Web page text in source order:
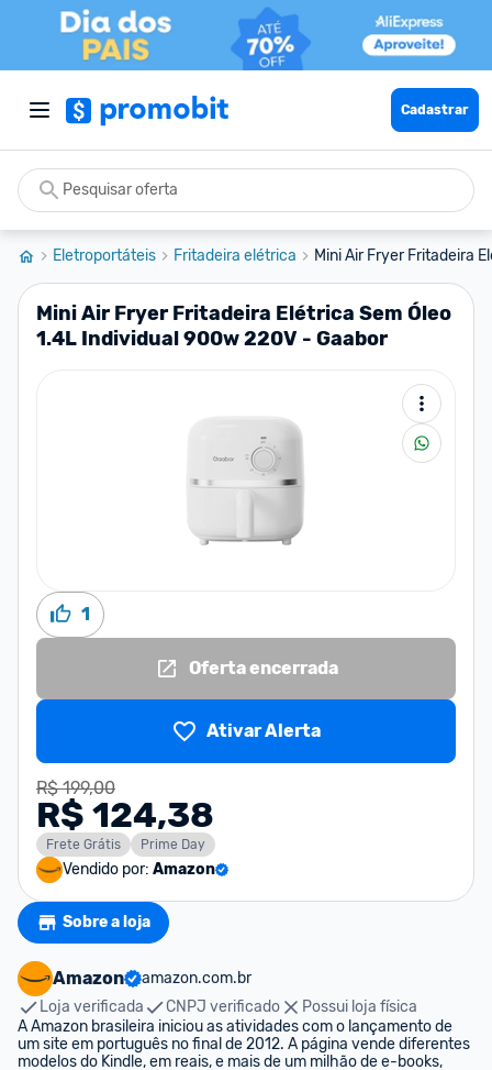
Cadastrar
Eletroportáteis Fritadeira elétrica Mini Air Fryer Fritadeira
Mini Air Fryer Fritadeira Elétrica Sem Óleo
1.4L Individual 900w 220V - Gaabor
1
Oferta encerrada
Ativar Alerta
R$ 199,00
R$ 124,38
Frete Grátis Prime Day
Vendido por: Amazon
Sobre a loja
Amazon
amazon.com.br
Loja verificada
CNPJ verificado
Possui loja física
A Amazon brasileira iniciou as atividades com o lançamento de
um site em português no final de 2012. A página vende diferentes
modelos do Kindle, em reais, e mais de um milhão de e-books,